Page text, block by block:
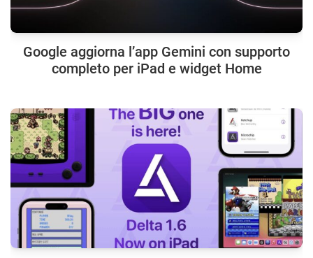
Google aggiorna l’app Gemini con supporto
completo per iPad e widget Home